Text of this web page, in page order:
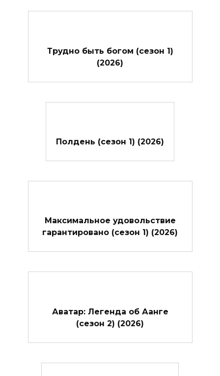
Трудно быть богом (сезон 1)
(2026)
Полдень (сезон 1) (2026)
Максимальное удовольствие
гарантировано (сезон 1) (2026)
Аватар: Легенда об Аанге
(сезон 2) (2026)